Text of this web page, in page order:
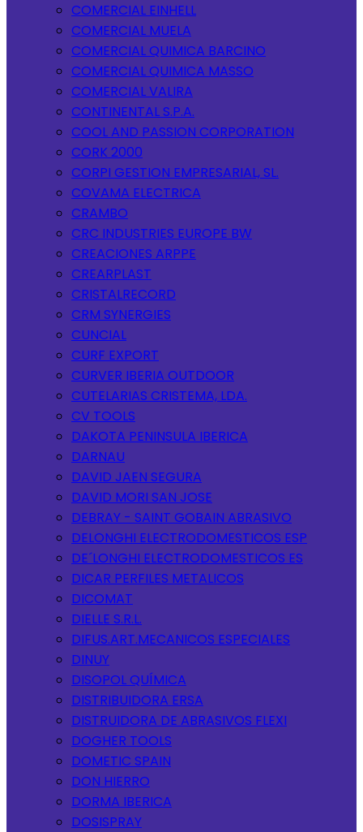
COMERCIAL EINHELL
COMERCIAL MUELA
COMERCIAL QUIMICA BARCINO
COMERCIAL QUIMICA MASSO
COMERCIAL VALIRA
CONTINENTAL S.P.A.
COOL AND PASSION CORPORATION
CORK 2000
CORPI GESTION EMPRESARIAL, SL.
COVAMA ELECTRICA
CRAMBO
CRC INDUSTRIES EUROPE BW
CREACIONES ARPPE
CREARPLAST
CRISTALRECORD
CRM SYNERGIES
CUNCIAL
CURF EXPORT
CURVER IBERIA OUTDOOR
CUTELARIAS CRISTEMA, LDA.
CV TOOLS
DAKOTA PENINSULA IBERICA
DARNAU
DAVID JAEN SEGURA
DAVID MORI SAN JOSE
DEBRAY - SAINT GOBAIN ABRASIVO
DELONGHI ELECTRODOMESTICOS ESP
DE´LONGHI ELECTRODOMESTICOS ES
DICAR PERFILES METALICOS
DICOMAT
DIELLE S.R.L.
DIFUS.ART.MECANICOS ESPECIALES
DINUY
DISOPOL QUÍMICA
DISTRIBUIDORA ERSA
DISTRUIDORA DE ABRASIVOS FLEXI
DOGHER TOOLS
DOMETIC SPAIN
DON HIERRO
DORMA IBERICA
DOSISPRAY